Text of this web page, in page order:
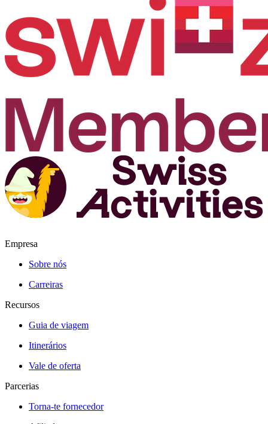
Empresa
Sobre nós
Carreiras
Recursos
Guia de viagem
Itinerários
Vale de oferta
Parcerias
Torna-te fornecedor